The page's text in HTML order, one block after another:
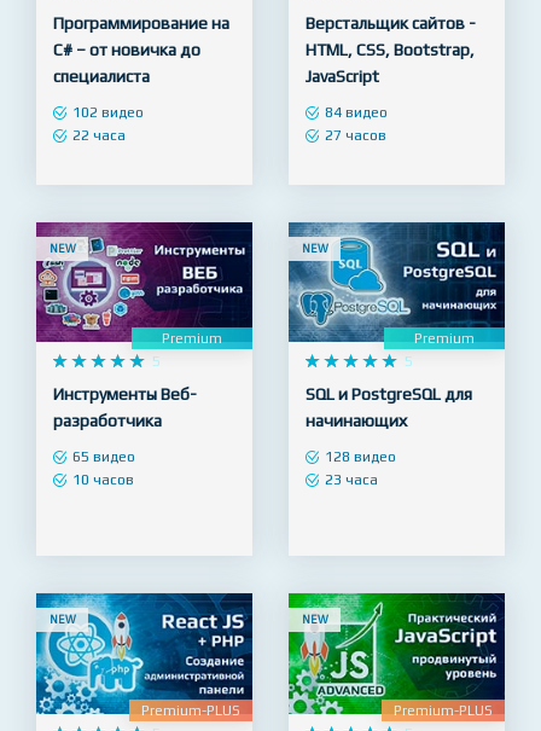
Premium

  
    5
Программирование на
C# – от новичка до
специалиста
Premium
    
     5
Верстальщик сайтов -
HTML, CSS, Bootstrap,
JavaScript
NEW
    
     5
Инструменты Веб-
разработчика
NEW
Premium
    
     5
SQL и PostgreSQL для
начинающих
NEW NEW